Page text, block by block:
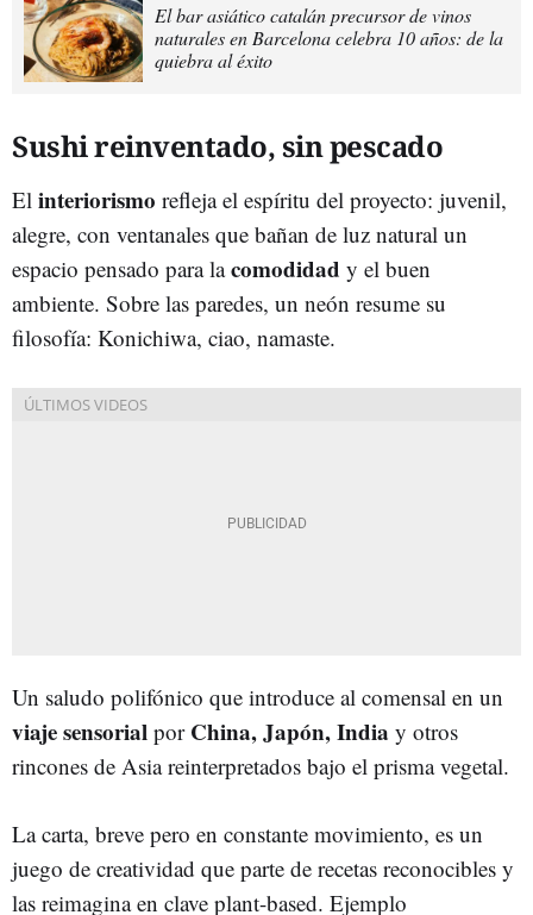
El bar asiático catalán precursor de vinos
naturales en Barcelona celebra 10 años: de la
quiebra al éxito
Sushi reinventado, sin pescado
El interiorismo refleja el espíritu del proyecto: juvenil,
alegre, con ventanales que bañan de luz natural un
espacio pensado para lacomodidad y el buen
ambiente. Sobre las paredes, un neón resume su
filosofía: Konichiwa, ciao, namaste.
Un saludo polifónico que introduce al comensal en un
viaje sensorial porChina, Japón, India y otros
rincones de Asia reinterpretados bajo el prisma vegetal.
La carta, breve pero en constante movimiento, es un
juego de creatividad que parte de recetas reconocibles y
las reimagina en clave plant-based. Ejemplo